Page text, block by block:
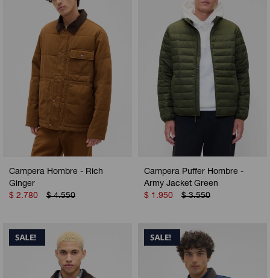
Campera Hombre - Rich
Ginger
$ 2.780 $ 4.550
Campera Puffer Hombre -
Army Jacket Green
$ 1.950 $ 3.550
Camperas
Musculosas
Shorts
Vestidos y polleras
Pijamas
Calzas
Camperas
Chalecos
Shorts
Ropa interior
Polos
Camperas
Chalecos
Ropa interior
Pijamas
Camperas
Pijamas
Sets